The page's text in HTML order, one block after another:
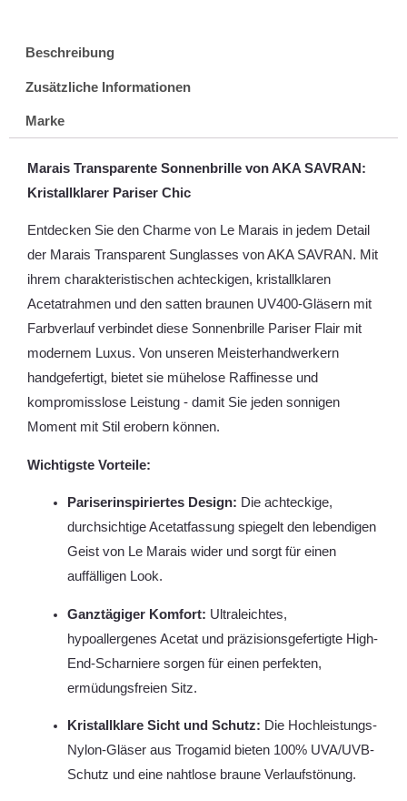
Beschreibung
Zusätzliche Informationen
Marke
Marais Transparente Sonnenbrille von AKA SAVRAN:
Kristallklarer Pariser Chic
Entdecken Sie den Charme von Le Marais in jedem Detail
der Marais Transparent Sunglasses von AKA SAVRAN. Mit
ihrem charakteristischen achteckigen, kristallklaren
Acetatrahmen und den satten braunen UV400-Gläsern mit
Farbverlauf verbindet diese Sonnenbrille Pariser Flair mit
modernem Luxus. Von unseren Meisterhandwerkern
handgefertigt, bietet sie mühelose Raffinesse und
kompromisslose Leistung - damit Sie jeden sonnigen
Moment mit Stil erobern können.
Wichtigste Vorteile:
Pariserinspiriertes Design: Die achteckige,
durchsichtige Acetatfassung spiegelt den lebendigen
Geist von Le Marais wider und sorgt für einen
auffälligen Look.
Ganztägiger Komfort: Ultraleichtes,
hypoallergenes Acetat und präzisionsgefertigte High-
End-Scharniere sorgen für einen perfekten,
ermüdungsfreien Sitz.
Kristallklare Sicht und Schutz: Die Hochleistungs-
Nylon-Gläser aus Trogamid bieten 100% UVA/UVB-
Schutz und eine nahtlose braune Verlaufstönung.